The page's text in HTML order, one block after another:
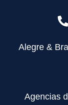
Alegre &
Agencias